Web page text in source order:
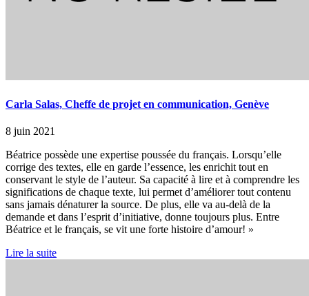
Carla Salas, Cheffe de projet en communication, Genève
8 juin 2021
Béatrice possède une expertise poussée du français. Lorsqu’elle
corrige des textes, elle en garde l’essence, les enrichit tout en
conservant le style de l’auteur. Sa capacité à lire et à comprendre les
significations de chaque texte, lui permet d’améliorer tout contenu
sans jamais dénaturer la source. De plus, elle va au-delà de la
demande et dans l’esprit d’initiative, donne toujours plus. Entre
Béatrice et le français, se vit une forte histoire d’amour! »
Lire la suite